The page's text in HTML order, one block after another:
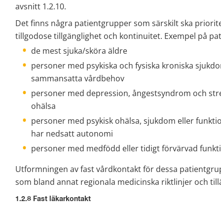
avsnitt 1.2.10.
Det finns några patientgrupper som särskilt ska
tillgodose tillgänglighet och kontinuitet. Exempel på
de mest sjuka/sköra äldre
personer med psykiska och fysiska kroniska
sammansatta vårdbehov
personer med depression, ångestsyndrom och
ohälsa
personer med psykisk ohälsa, sjukdom eller
har nedsatt autonomi
personer med medfödd eller tidigt förvärvad
Utformningen av fast vårdkontakt för dessa
som bland annat regionala medicinska riktlinjer och
1.2.8 Fast läkarkontakt